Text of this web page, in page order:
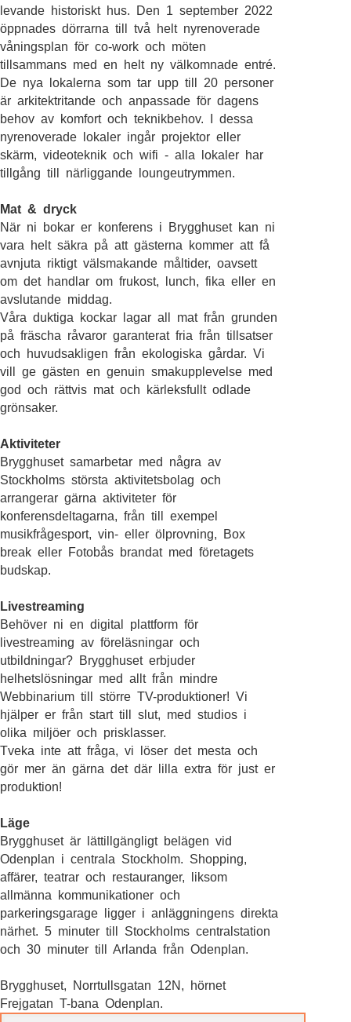
levande historiskt hus. Den 1 september 2022
öppnades dörrarna till två helt nyrenoverade
våningsplan för co-work och möten
tillsammans med en helt ny välkomnade entré.
De nya lokalerna som tar upp till 20 personer
är arkitektritande och anpassade för dagens
behov av komfort och teknikbehov. I dessa
nyrenoverade lokaler ingår projektor eller
skärm, videoteknik och wifi - alla lokaler har
tillgång till närliggande loungeutrymmen.
Mat & dryck
När ni bokar er konferens i Brygghuset kan ni
vara helt säkra på att gästerna kommer att få
avnjuta riktigt välsmakande måltider, oavsett
om det handlar om frukost, lunch, fika eller en
avslutande middag.
Våra duktiga kockar lagar all mat från grunden
på fräscha råvaror garanterat fria från tillsatser
och huvudsakligen från ekologiska gårdar. Vi
vill ge gästen en genuin smakupplevelse med
god och rättvis mat och kärleksfullt odlade
grönsaker.
Aktiviteter
Brygghuset samarbetar med några av
Stockholms största aktivitetsbolag och
arrangerar gärna aktiviteter för
konferensdeltagarna, från till exempel
musikfrågesport, vin- eller ölprovning, Box
break eller Fotobås brandat med företagets
budskap.
Livestreaming
Behöver ni en digital plattform för
livestreaming av föreläsningar och
utbildningar? Brygghuset erbjuder
helhetslösningar med allt från mindre
Webbinarium till större TV-produktioner! Vi
hjälper er från start till slut, med studios i
olika miljöer och prisklasser.
Tveka inte att fråga, vi löser det mesta och
gör mer än gärna det där lilla extra för just er
produktion!
Läge
Brygghuset är lättillgängligt belägen vid
Odenplan i centrala Stockholm. Shopping,
affärer, teatrar och restauranger, liksom
allmänna kommunikationer och
parkeringsgarage ligger i anläggningens direkta
närhet. 5 minuter till Stockholms centralstation
och 30 minuter till Arlanda från Odenplan.
Brygghuset, Norrtullsgatan 12N, hörnet
Frejgatan T-bana Odenplan.